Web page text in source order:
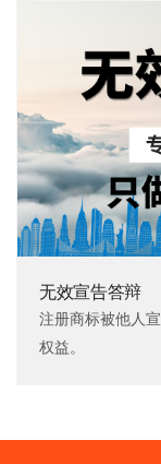
无效宣告答辩
注册商标被他人
权益。